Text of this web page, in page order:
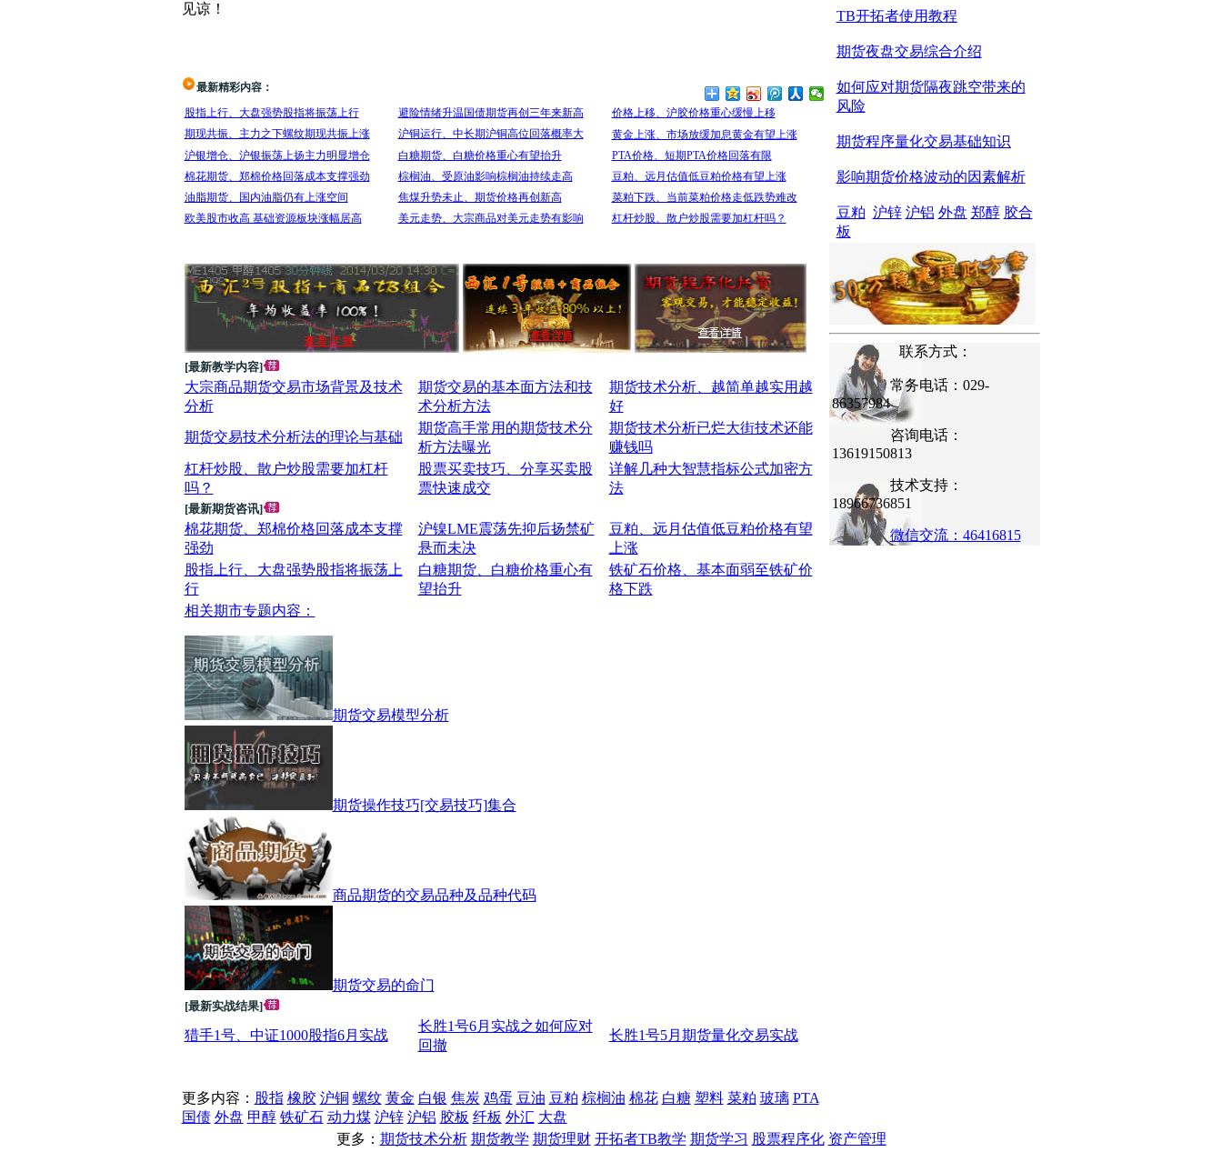
见谅！
最新精彩内容：
股指上行、大盘强势股指将振荡上行
避险情绪升温国债期货再创三年来新高
价格上移、沪胶价格重心缓慢上移
期现共振、主力之下螺纹期现共振上涨
沪铜运行、中长期沪铜高位回落概率大
黄金上涨、市场放缓加息黄金有望上涨
沪银增仓、沪银振荡上扬主力明显增仓
白糖期货、白糖价格重心有望抬升
PTA价格、短期PTA价格回落有限
棉花期货、郑棉价格回落成本支撑强劲
棕榈油、受原油影响棕榈油持续走高
豆粕、远月估值低豆粕价格有望上涨
油脂期货、国内油脂仍有上涨空间
焦煤升势未止、期货价格再创新高
菜粕下跌、当前菜粕价格走低跌势难改
欧美股市收高 基础资源板块涨幅居高
美元走势、大宗商品对美元走势有影响 杠杆炒股、散户炒股需要加杠杆吗？
[最新教学内容]
大宗商品期货交易市场背景及技术
分析
期货交易的基本面方法和技
术分析方法
期货技术分析、越简单越实用越
好
期货交易技术分析法的理论与基础
期货高手常用的期货技术分
析方法曝光
期货技术分析已烂大街技术还能
赚钱吗
杠杆炒股、散户炒股需要加杠杆
吗？
股票买卖技巧、分享买卖股
票快速成交
详解几种大智慧指标公式加密方
法
[最新期货咨讯]
棉花期货、郑棉价格回落成本支撑
强劲
沪镍LME震荡先抑后扬禁矿
悬而未决
豆粕、远月估值低豆粕价格有望
上涨
股指上行、大盘强势股指将振荡上
行
白糖期货、白糖价格重心有
望抬升
铁矿石价格、基本面弱至铁矿价
格下跌
相关期市专题内容：
期货交易模型分析
期货操作技巧[交易技巧]集合
商品期货的交易品种及品种代码
期货交易的命门
[最新实战结果]
猎手1号、中证1000股指6月实战
长胜1号6月实战之如何应对
回撤
长胜1号5月期货量化交易实战
更多内容： 股指 橡胶 沪铜 螺纹 黄金 白银 焦炭 鸡蛋 豆油 豆粕 棕榈油 棉花 白糖 塑料 菜粕 玻璃 PTA
国债 外盘 甲醇 铁矿石 动力煤 沪锌 沪铝 胶板 纤板 外汇 大盘
TB开拓者使用教程
期货夜盘交易综合介绍
如何应对期货隔夜跳空带来的
风险
期货程序量化交易基础知识
影响期货价格波动的因素解析
豆粕 沪锌 沪铝 外盘 郑醇 胶合
板
联系方式：
常务电话：029-
86357984
咨询电话：
13619150813
技术支持：
18966736851
微信交流：46416815
更多： 期货技术分析 期货教学 期货理财 开拓者TB教学 期货学习 股票程序化 资产管理